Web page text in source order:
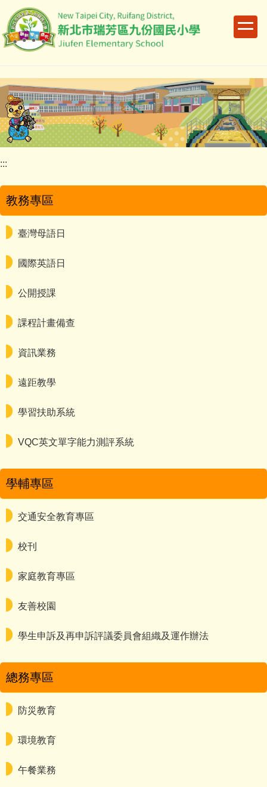
到
主
容
區
:::
教務專區
臺灣母語日
國際英語日
公開授課
課程計畫備查
資訊業務
遠距教學
學習扶助系統
VQC英文單字能力測評系統
學輔專區
交通安全教育專區
校刊
家庭教育專區
友善校園
學生申訴及再申訴評議委員會組織及運作辦法
總務專區
防災教育
環境教育
午餐業務